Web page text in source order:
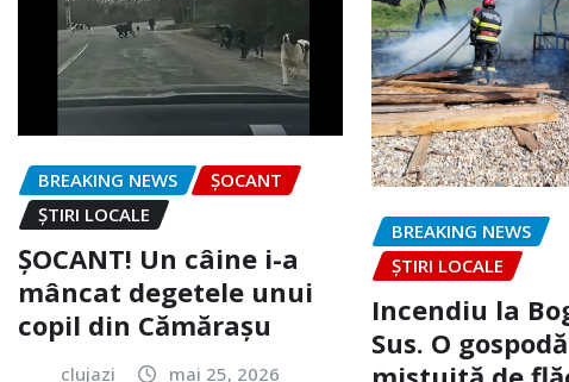
BREAKING NEWS
ȘOCANT
ȘTIRI LOCALE
ȘOCANT! Un câine i-a
mâncat degetele unui
copil din Cămărașu
clujazi mai 25, 2026
BREAKING NEWS
ȘTIRI LOCALE
Incendiu la
Sus. O